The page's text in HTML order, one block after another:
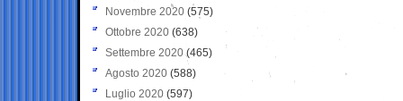
Novembre 2020 (575)
Ottobre 2020 (638)
Settembre 2020(465)
Agosto 2020 (588)
Luglio 2020 (597)